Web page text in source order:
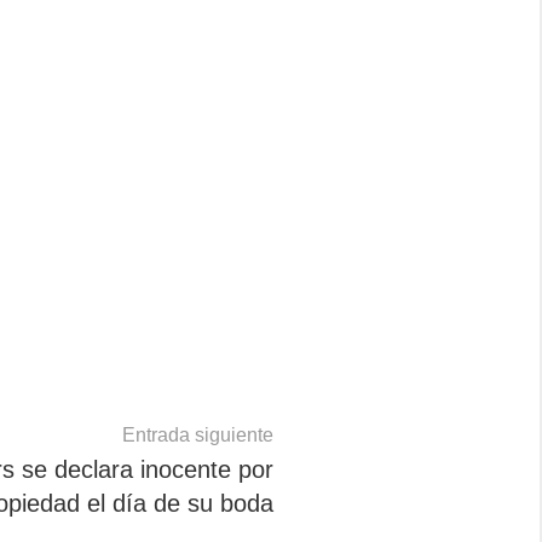
Entrada siguiente
se declara inocente por
el día de su boda